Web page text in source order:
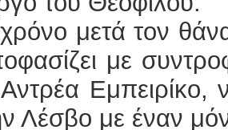
μετά τον
με
Αντρέα
Λέσβο με έναν